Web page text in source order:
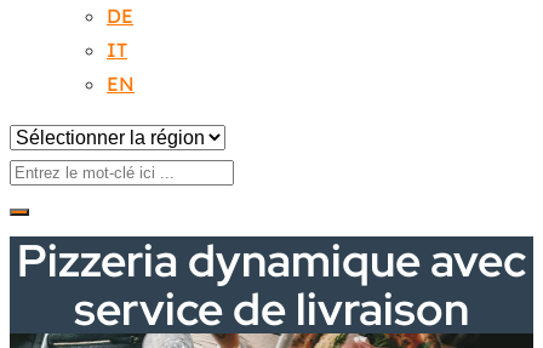
DE
IT
EN
Pizzeria dynamique avec
service de livraison